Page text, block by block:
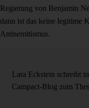
Regierung von Benjamin
dann ist das keine legitime
Antisemitismus.
Lara Eckstein schreibt
Campact-Blog zum